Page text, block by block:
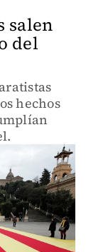
salen
del
hechos